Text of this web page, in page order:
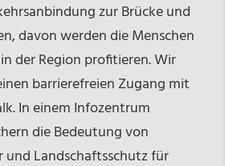
zur Brücke und
davon werden die Menschen
der Region profitieren. Wir
barrierefreien Zugang mit
In einem Infozentrum
die Bedeutung von
Landschaftsschutz für